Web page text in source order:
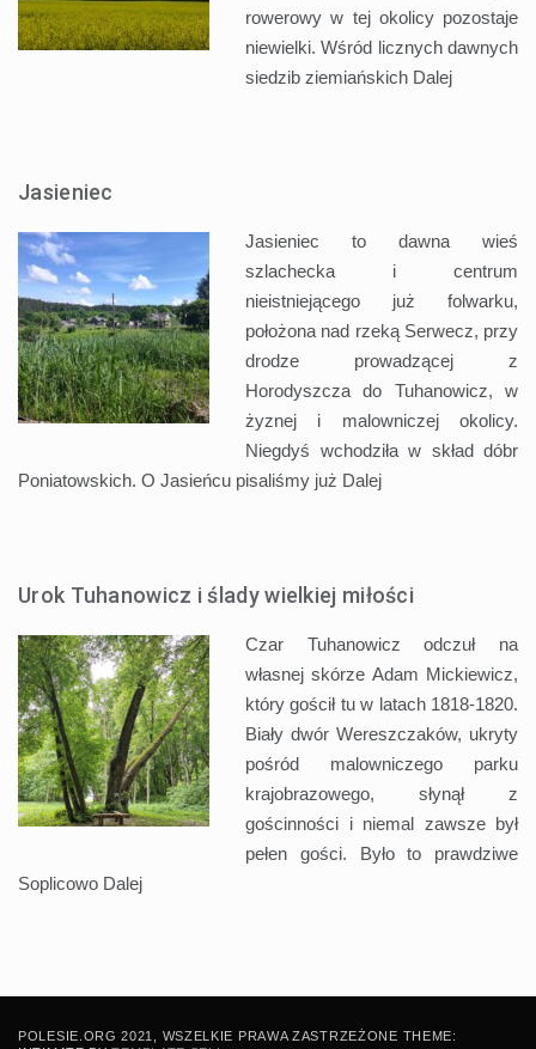
rowerowy w tej okolicy pozostaje
niewielki. Wśród licznych dawnych
siedzib ziemiańskich Dalej
Jasieniec
Jasieniec to dawna wieś
szlachecka i centrum
nieistniejącego już folwarku,
położona nad rzeką Serwecz, przy
drodze prowadzącej z
Horodyszcza do Tuhanowicz, w
żyznej i malowniczej okolicy.
Niegdyś wchodziła w skład dóbr
Poniatowskich. O Jasieńcu pisaliśmy już Dalej
Urok Tuhanowicz i ślady wielkiej miłości
Czar Tuhanowicz odczuł na
własnej skórze Adam Mickiewicz,
który gościł tu w latach 1818-1820.
Biały dwór Wereszczaków, ukryty
pośród malowniczego parku
krajobrazowego, słynął z
gościnności i niemal zawsze był
pełen gości. Było to prawdziwe
Soplicowo Dalej
POLESIE.ORG 2021, WSZELKIE PRAWA ZASTRZEŻONE THEME: